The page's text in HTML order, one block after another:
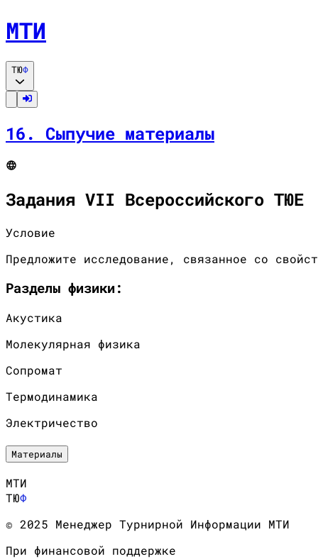
МТИ
ТЮФ
16. Сыпучие материалы
Задания VII Всероссийского ТЮЕ
Условие
Предложите исследование, связанное со
Разделы физики :
Акустика
Молекулярная физика
Сопромат
Термодинамика
Электричество
Материалы
МТИ
ТЮФ
© 2025 Менеджер Турнирной Информации МТИ
При финансовой поддержке